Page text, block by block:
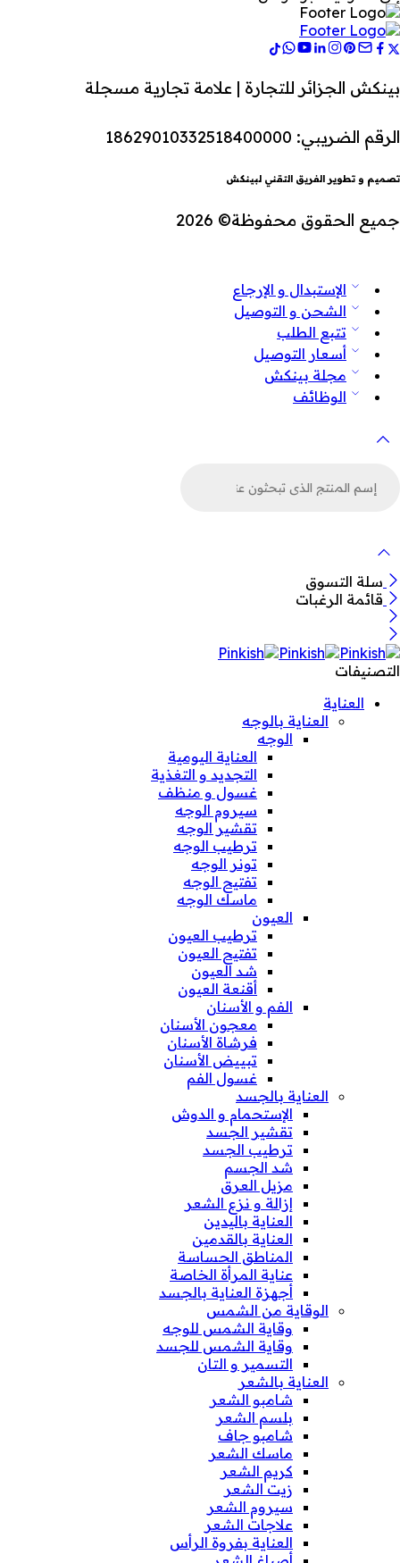
بينكش الجزائر للتجارة | علامة تجارية مسجلة
الرقم الضريبي: 18629010332518400000
تصميم و تطوير الفريق التقني لبينكش
جميع الحقوق محفوظة© 2026
الإستبدال و الإرجاع
الشحن و التوصيل
تتبع الطلب
أسعار التوصيل
مجلة بينكش
الوظائف
سلة التسوق
قائمة الرغبات
التصنيفات
العناية
العناية بالوجه
الوجه
العناية اليومية
التجديد و التغذية
غسول و منظف
سيروم الوجه
تقشير الوجه
ترطيب الوجه
تونر الوجه
تفتيح الوجه
ماسك الوجه
العيون
ترطيب العيون
تفتيح العيون
شد العيون
أقنعة العيون
الفم و الأسنان
معجون الأسنان
فرشاة الأسنان
تبييض الأسنان
غسول الفم
العناية بالجسد
الإستحمام و الدوش
تقشير الجسد
ترطيب الجسد
شد الجسم
مزيل العرق
إزالة و نزع الشعر
العناية باليدين
العناية بالقدمين
المناطق الحساسة
عناية المرأة الخاصة
أجهزة العناية بالجسد
الوقاية من الشمس
وقاية الشمس للوجه
وقاية الشمس للجسد
التسمير و التان
العناية بالشعر
شامبو الشعر
بلسم الشعر
شامبو جاف
ماسك الشعر
كريم الشعر
زيت الشعر
سيروم الشعر
علاجات الشعر
العناية بفروة الرأس